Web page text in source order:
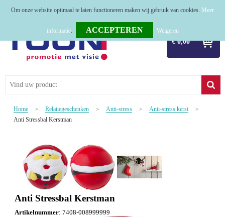
€ 0,00
Relatiegeschenken
Werkkleding
Kerstpakketten
Tastingpakketten
TOP 50
Home > Relatiegeschenken > Anti-stress > Anti-stress kerst >
Anti Stressbal Kerstman
Anti Stressbal Kerstman
Artikelnummer: 7408-008999999
Om onze website optimaal te laten functioneren maken wij gebruik van cookies. Meer
informatie. Weigeren